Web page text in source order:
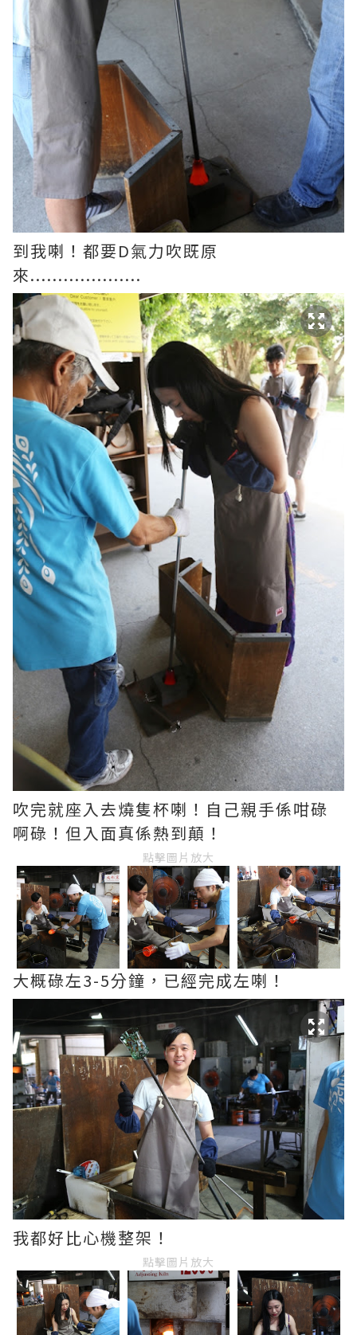
到我喇！都要D氣力吹既原
來....................
吹完就座入去燒隻杯喇！自己親手係咁碌
啊碌！但入面真係熱到顛！
點擊圖片放大
大概碌左3-5分鐘，已經完成左喇！
我都好比心機整架！
點擊圖片放大